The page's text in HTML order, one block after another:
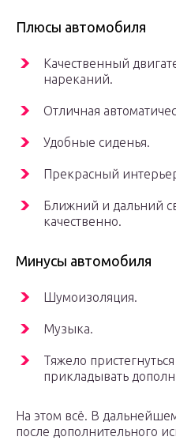
Плюсы автомобиля
Качественный
нареканий.
Отличная
Удобные сиденья.
Прекрасный
Ближний и дальний
качественно.
Минусы автомобиля
Шумоизоляция.
Музыка.
Тяжело
прикладывать
На этом всё. В
после дополнительного